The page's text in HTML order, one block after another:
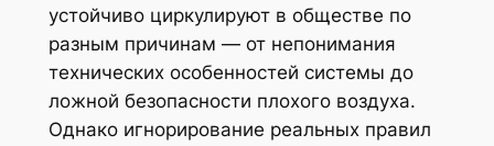
устойчиво циркулируют в обществе по
разным причинам — от непонимания
технических особенностей системы до
ложной безопасности плохого воздуха.
Однако игнорирование реальных правил